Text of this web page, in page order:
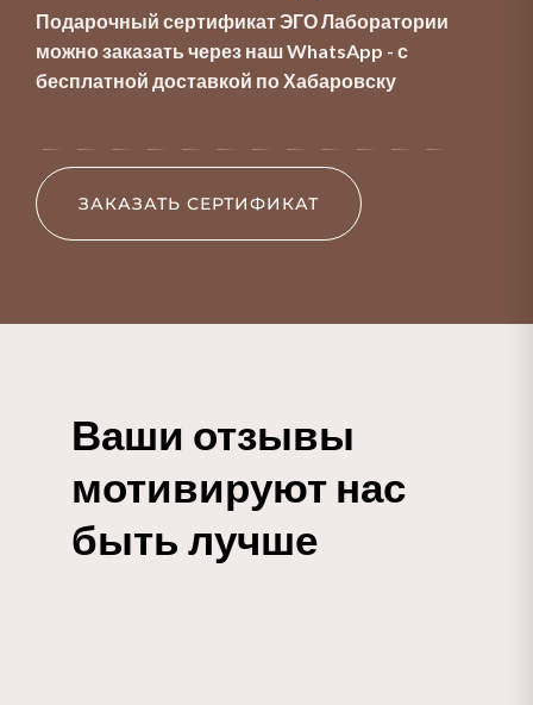
Подарочный сертификат ЭГО Лаборатории
можно заказать через наш WhatsApp - с
бесплатной доставкой по Хабаровску
ЗАКАЗАТЬ СЕРТИФИКАТ
Ваши отзывы
мотивируют нас
быть лучше